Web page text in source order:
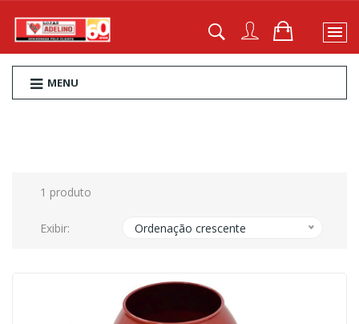
MENU
1 produto
Exibir: Ordenação crescente